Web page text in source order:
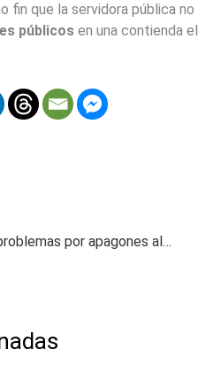
fin que la servidora pública
públicos en una contienda
Cuba atribuye agravamiento de problemas por apagones al bloqueo energético de EE. UU.